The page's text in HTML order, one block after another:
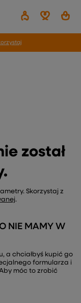
został
Skorzystaj z
.
NIE MAMY W
a chciałbyś kupić go
formularza i
móc to zrobić